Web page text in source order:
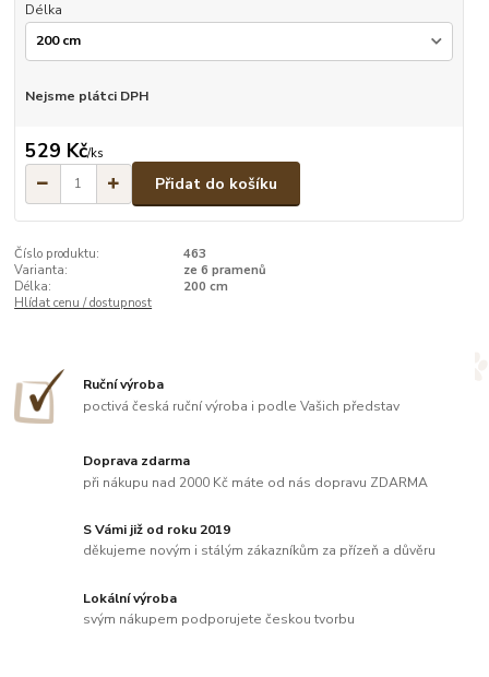
Délka
Nejsme plátci DPH
529 Kč/ks
Přidat do košíku
Číslo produktu:
463
Varianta:
ze 6 pramenů
Délka:
200 cm
Hlídat cenu / dostupnost
Ruční výroba
poctivá česká ruční výroba i podle Vašich představ
Doprava zdarma
při nákupu nad 2000 Kč máte od nás dopravu ZDARMA
S Vámi již od roku 2019
děkujeme novým i stálým zákazníkům za přízeň a důvěru
Lokální výroba
svým nákupem podporujete českou tvorbu